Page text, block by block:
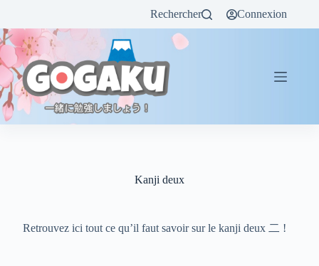
Rechercher Connexion
Kanji deux
Retrouvez ici tout ce qu’il faut savoir sur le kanji deux 二 !